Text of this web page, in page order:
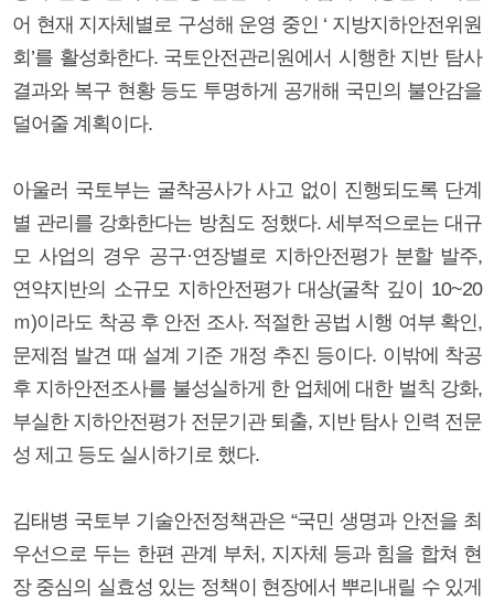
어 현재 지자체별로 구성해 운영 중인 ‘ 지방지하안전위원
회’를 활성화한다. 국토안전관리원에서 시행한 지반 탐사
결과와 복구 현황 등도 투명하게 공개해 국민의 불안감을
덜어줄 계획이다.
아울러 국토부는 굴착공사가 사고 없이 진행되도록 단계
별 관리를 강화한다는 방침도 정했다. 세부적으로는 대규
모 사업의 경우 공구·연장별로 지하안전평가 분할 발주,
연약지반의 소규모 지하안전평가 대상(굴착 깊이 10~20
ｍ)이라도 착공 후 안전 조사. 적절한 공법 시행 여부 확인,
문제점 발견 때 설계 기준 개정 추진 등이다. 이밖에 착공
후 지하안전조사를 불성실하게 한 업체에 대한 벌칙 강화,
부실한 지하안전평가 전문기관 퇴출, 지반 탐사 인력 전문
성 제고 등도 실시하기로 했다.
김태병 국토부 기술안전정책관은 “국민 생명과 안전을 최
우선으로 두는 한편 관계 부처, 지자체 등과 힘을 합쳐 현
장 중심의 실효성 있는 정책이 현장에서 뿌리내릴 수 있게